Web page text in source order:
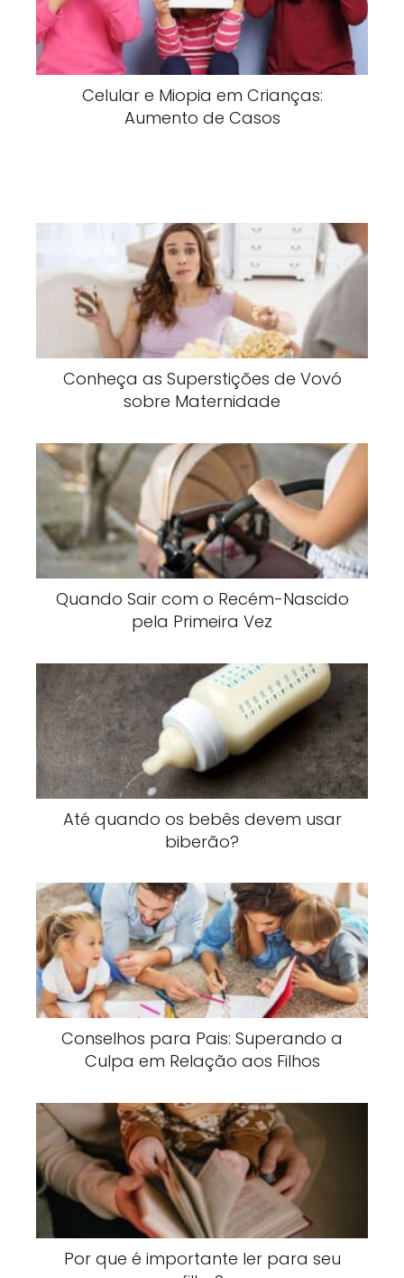
Celular e Miopia em Crianças:
Aumento de Casos
Conheça as Superstições de Vovó
sobre Maternidade
Quando Sair com o Recém-Nascido
pela Primeira Vez
Até quando os bebês devem usar
biberão?
Conselhos para Pais: Superando a
Culpa em Relação aos Filhos
Por que é importante ler para seu